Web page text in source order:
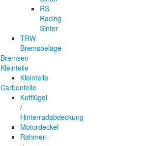
RS
Racing
Sinter
TRW
Bremsbeläge
Bremsen
Kleinteile
Kleinteile
Carbonteile
Kotflügel
/
Hinterradabdeckung
Motordeckel
Rahmen-